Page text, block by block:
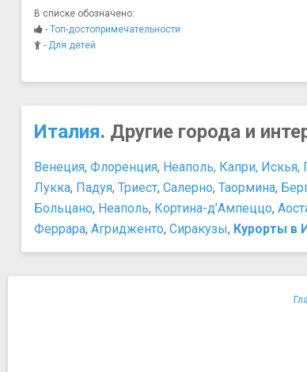
Палаццо Валентини
Римский форум
Святая лестница
Трастевере
Холм Авентин
Холм Капитолий
Холм Палатин
Музеи
Галерея Дориа-Памфили
Дворец Барберини
Капитолийские музеи
Крипта Бальби. Национальный музей Рима
Музеи Ватикана
В списке обозначено:
- Топ-достопримечательности
- Для детей
Италия. Другие города и
Венеция, Флоренция, Неаполь, Капри, Искья,
Лукка, Падуя, Триест, Салерно, Таормина,
Больцано, Неаполь, Кортина-д’Ампеццо,
Феррара, Агридженто, Сиракузы, Курорты в